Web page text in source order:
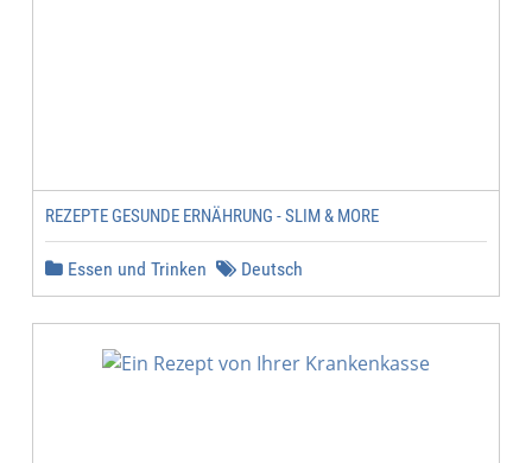
REZEPTE GESUNDE ERNÄHRUNG - SLIM & MORE
Essen und Trinken Deutsch